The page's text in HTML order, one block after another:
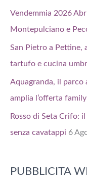
Vendemmia 2026
Montepulciano e
San Pietro a Pettine,
tartufo e cucina
Aquagranda, il parco
amplia l’offerta
Rosso di Seta Crifo:
senza cavatappi 6
PUBBLICITA